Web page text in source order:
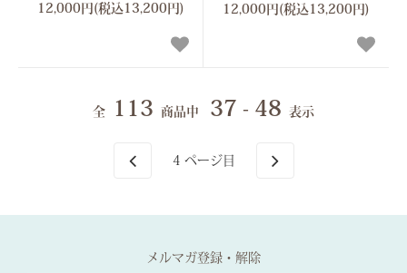
12,000円(税込13,200円) 12,000円(税込13,200円)
全 113 商品中 37 - 48 表示
4 ページ目
メルマガ登録・解除